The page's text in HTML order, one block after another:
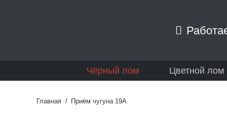
Чёрный лом Цветной лом
Главная / Приём чугуна 19А